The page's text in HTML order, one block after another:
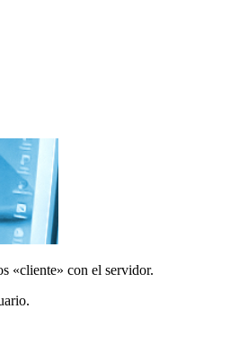
«cliente» con el servidor.